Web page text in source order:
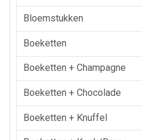
Bloemstukken
Boeketten
Boeketten + Champagne
Boeketten + Chocolade
Boeketten + Knuffel